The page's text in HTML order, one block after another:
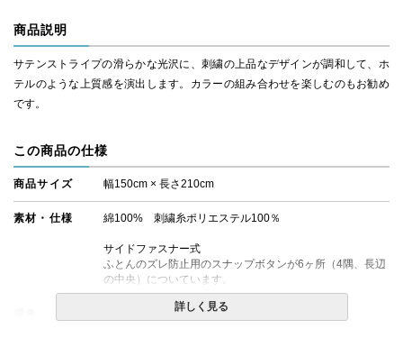
商品説明
サテンストライプの滑らかな光沢に、刺繍の上品なデザインが調和して、ホ
テルのような上質感を演出します。カラーの組み合わせを楽しむのもお勧め
です。
この商品の仕様
商品サイズ 幅150cm × 長さ210cm
素材・仕様 綿100% 刺繍糸ポリエステル100％
サイドファスナー式
ふとんのズレ防止用のスナップボタンが6ヶ所（4隅、長辺
の中央）についています。
・配送日指定OK！
詳しく見る